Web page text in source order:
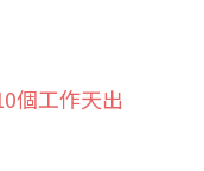
個工作天出